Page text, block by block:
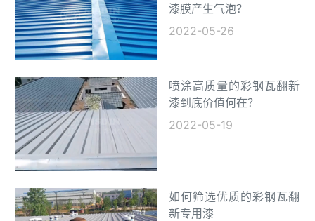
漆膜产生气泡？
2022-05-26
喷涂高质量的彩钢瓦翻新
漆到底价值何在？
2022-05-19
如何筛选优质的彩钢瓦翻
新专用漆